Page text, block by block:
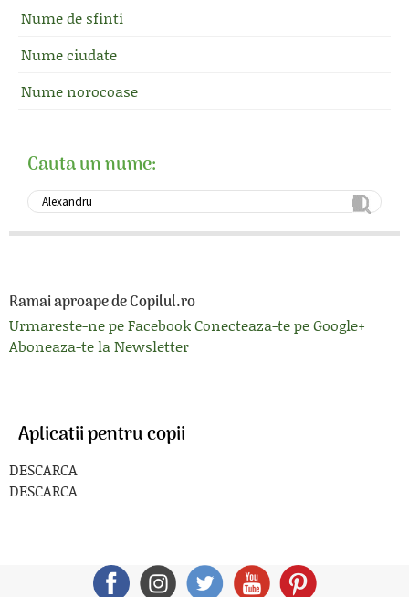
Nume de sfinti
Nume ciudate
Nume norocoase
Cauta un nume:
Ramai aproape de Copilul.ro
Urmareste-ne pe FacebookConecteaza-te pe Google+
Aboneaza-te la Newsletter
Aplicatii pentru copii
DESCARCA
DESCARCA